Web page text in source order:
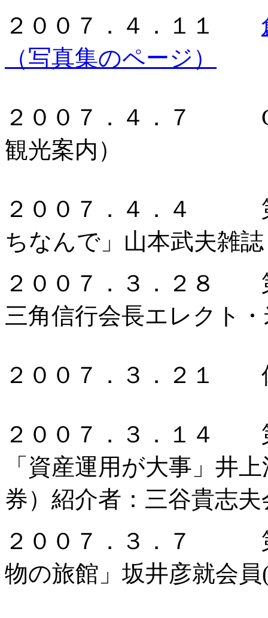
２００７．４．１１
（写真集のページ）
２００７．４．７
観光案内）
２００７．４．４
ちなんで」山本武夫雑
２００７．３．２８
三角信行会長エレクト
２００７．３．２
２００７．３．１４
「資産運用が大事」井
券）紹介者：三谷貴志夫
２００７．３．７
物の旅館」坂井彦就会